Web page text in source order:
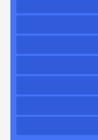
منتشر شد